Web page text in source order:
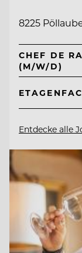
8225
CHEF DE
(M/W/D)
Entdecke alle